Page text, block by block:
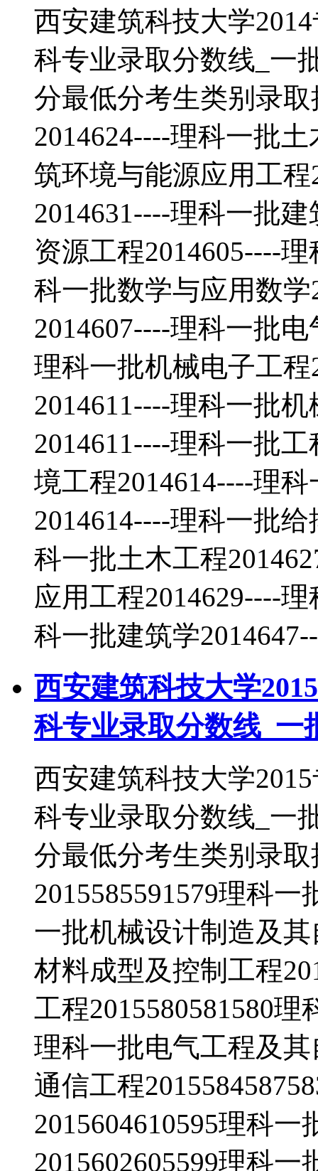
西安建筑科技大学
科专业录取分数线_一
分最低分考生类别录
2014624----理科一批
筑环境与能源应用工
2014631----理科一批
资源工程2014605----
科一批数学与应用数
2014607----理科一批
理科一批机械电子工
2014611----理科一批
2014611----理科一批
境工程2014614----理
2014614----理科一批
科一批土木工程
应用工程2014629----
科一批建筑学
西安建筑科技大学
科专业录取分数线_一
西安建筑科技大学
科专业录取分数线_一
分最低分考生类别录
2015585591579理科一
一批机械设计制造及其
材料成型及控制工程
工程2015580581580理
理科一批电气工程及其
通信工程
2015604610595理科
2015602605599理科